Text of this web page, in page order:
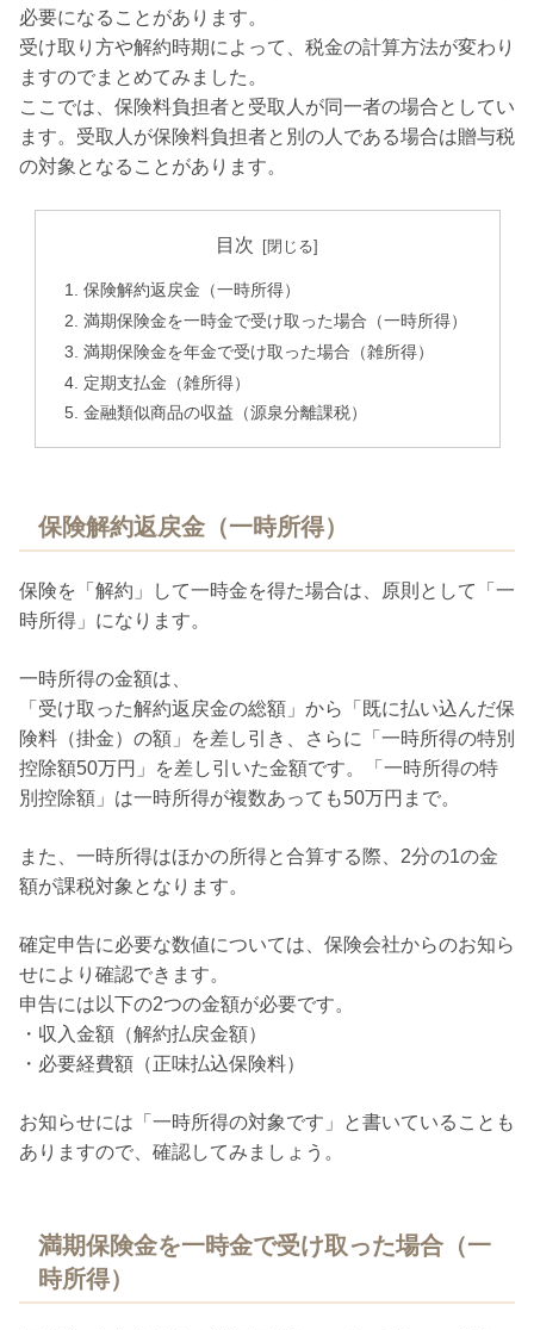
必要になることがあります。
受け取り方や解約時期によって、税金の計算方法が変わり
ますのでまとめてみました。
ここでは、保険料負担者と受取人が同一者の場合としてい
ます。受取人が保険料負担者と別の人である場合は贈与税
の対象となることがあります。
目次
保険解約返戻金（一時所得）
満期保険金を一時金で受け取った場合（一時所得）
満期保険金を年金で受け取った場合（雑所得）
定期支払金（雑所得）
金融類似商品の収益（源泉分離課税）
保険解約返戻金（一時所得）
保険を「解約」して一時金を得た場合は、原則として「一
時所得」になります。
一時所得の金額は、
「受け取った解約返戻金の総額」から「既に払い込んだ保
険料（掛金）の額」を差し引き、さらに「一時所得の特別
控除額50万円」を差し引いた金額です。「一時所得の特
別控除額」は一時所得が複数あっても50万円まで。
また、一時所得はほかの所得と合算する際、2分の1の金
額が課税対象となります。
確定申告に必要な数値については、保険会社からのお知ら
せにより確認できます。
申告には以下の2つの金額が必要です。
・収入金額（解約払戻金額）
・必要経費額（正味払込保険料）
お知らせには「一時所得の対象です」と書いていることも
ありますので、確認してみましょう。
満期保険金を一時金で受け取った場合（一
時所得）